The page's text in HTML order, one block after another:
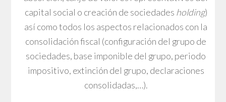
capital social o creación de sociedades holding)
así como todos los aspectos relacionados con la
consolidación fiscal (configuración del grupo de
sociedades, base imponible del grupo, periodo
impositivo, extinción del grupo, declaraciones
consolidadas,…).